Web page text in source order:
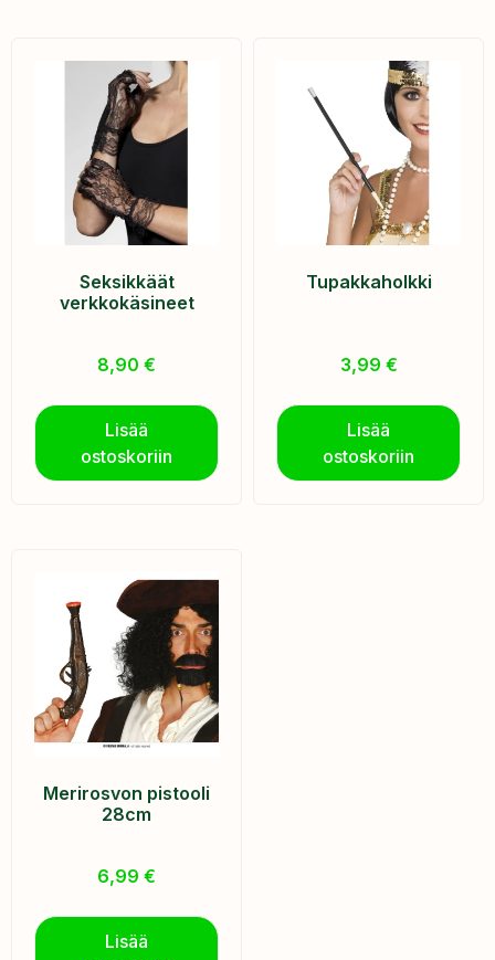
Seksikkäät
verkkokäsineet
8,90 €
Lisää
ostoskoriin
Tupakkaholkki
3,99 €
Lisää
ostoskoriin
Merirosvon pistooli
28cm
6,99 €
Lisää